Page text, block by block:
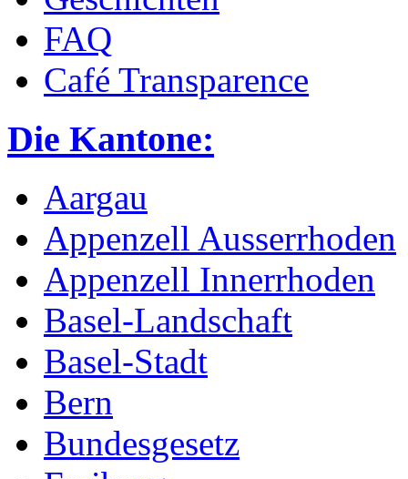
FAQ
Café Transparence
Die Kantone:
Aargau
Appenzell Ausserrhoden
Appenzell Innerrhoden
Basel-Landschaft
Basel-Stadt
Bern
Bundesgesetz